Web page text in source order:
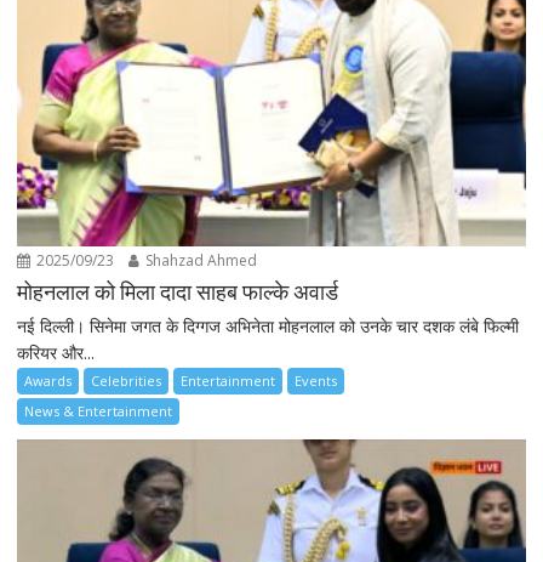
2025/09/23 Shahzad Ahmed
मोहनलाल को मिला दादा साहब फाल्के अवार्ड
नई दिल्ली। सिनेमा जगत के दिग्गज अभिनेता मोहनलाल को उनके चार दशक लंबे फिल्मी
करियर और...
Awards Celebrities Entertainment
Events
News & Entertainment